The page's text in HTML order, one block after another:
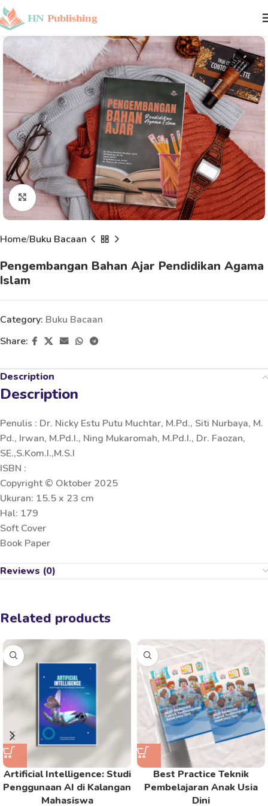
Click to enlarge
Home Buku Bacaan
Pengembangan Bahan Ajar Pendidikan Agama
Islam
Category: Buku Bacaan
Share:
Description
Description
Penulis : Dr. Nicky Estu Putu Muchtar, M.Pd., Siti Nurbaya, M.
Pd., Irwan, M.Pd.I., Ning Mukaromah, M.Pd.I., Dr. Faozan,
SE.,S.Kom.I.,M.S.I
ISBN :
Copyright © Oktober 2025
Ukuran: 15.5 x 23 cm
Hal: 179
Soft Cover
Book Paper
Reviews (0)
Related products
Artificial Intelligence: Studi
Penggunaan AI di Kalangan
Mahasiswa
Best Practice Teknik
Pembelajaran Anak Usia
Dini